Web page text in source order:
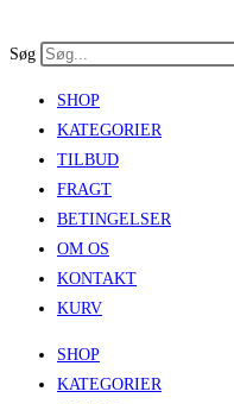
to
Søg
SHOP
KATEGORIER
TILBUD
FRAGT
BETINGELSER
OM OS
KONTAKT
KURV
SHOP
KATEGORIER